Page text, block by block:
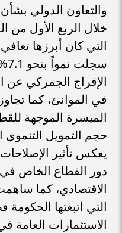
والتعاون الدولي
التي كان أبرزها
الإفراج الجمركي عن
في الموانئ، كما
الميسرة الموجهة
يعكس تأثير
دور القطاع الخاص
الاقتصادي، كما
التي اتبعتها
الاستثمارات العامة